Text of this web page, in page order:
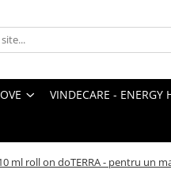
VINDECARE - ENERGY
ml roll on doTERRA - pentru un